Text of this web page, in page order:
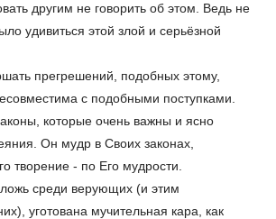
другим не говорить об этом. Ведь не
удивиться этой злой и серьёзной
прегрешений, подобных этому,
с подобными поступками.
которые очень важны и ясно
Он мудр в Своих законах,
творение - по Его мудрости.
среди верующих (и этим
уготована мучительная кара, как